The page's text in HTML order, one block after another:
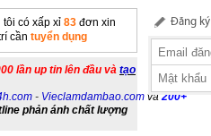
tôi có xấp xỉ 83 đơn xin
cần tuyển dụng
lần up tin lên đầu và tạo
- Vieclamdambao.com và 200+
phản ánh chất lượng
Đăng ký